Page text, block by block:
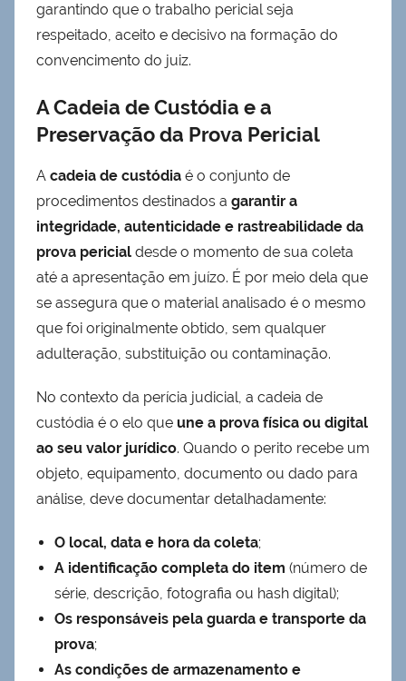
garantindo que o trabalho pericial seja
respeitado, aceito e decisivo na formação do
convencimento do juiz.
A Cadeia de Custódia e a
Preservação da Prova Pericial
A cadeia de custódia é o conjunto de
procedimentos destinados a garantir a
integridade, autenticidade e rastreabilidade da
prova pericial desde o momento de sua coleta
até a apresentação em juízo. É por meio dela que
se assegura que o material analisado é o mesmo
que foi originalmente obtido, sem qualquer
adulteração, substituição ou contaminação.
No contexto da perícia judicial, a cadeia de
custódia é o elo que une a prova física ou digital
ao seu valor jurídico. Quando o perito recebe um
objeto, equipamento, documento ou dado para
análise, deve documentar detalhadamente:
O local, data e hora da coleta;
A identificação completa do item (número de
série, descrição, fotografia ou hash digital);
Os responsáveis pela guarda e transporte da
prova;
As condições de armazenamento e